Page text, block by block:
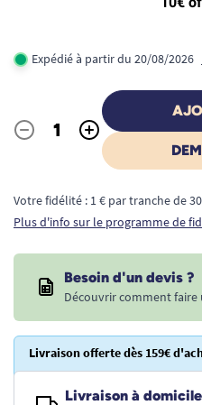
Expédié à partir du 20/08/2026
Quantité
- +
Votre fidélité : 1 € par tranche de
Plus d'info sur le programme de
Besoin d'un devis ?
Découvrir comment faire
Livraison offerte dès 159€
Livraison à